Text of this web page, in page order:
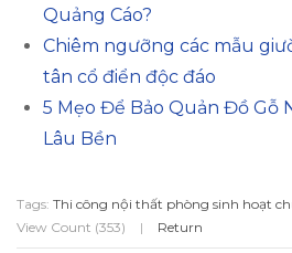
Quảng Cáo?
Chiêm ngưỡng các mẫu
tân cổ điển độc đáo
5 Mẹo Để Bảo Quản Đồ Gỗ
Lâu Bền
Tags: Thi công nội thất phòng sinh hoạt
View Count (353)
| Return